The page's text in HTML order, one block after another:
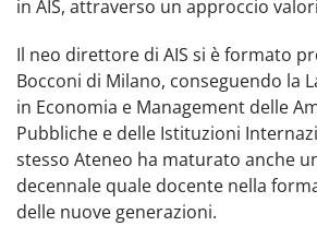
in AIS, attraverso un approccio
Il neo direttore di AIS si è formato
Bocconi di Milano, conseguendo la
in Economia e Management delle
Pubbliche e delle Istituzioni
stesso Ateneo ha maturato anche
decennale quale docente nella
delle nuove generazioni.